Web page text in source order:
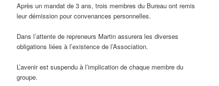
Après un mandat de 3 ans, trois membres du Bureau ont remis
leur démission pour convenances personnelles.
Dans l’attente de repreneurs Martin assurera les diverses
obligations liées à l’existence de l’Association.
L’avenir est suspendu à l’implication de chaque membre du
groupe.